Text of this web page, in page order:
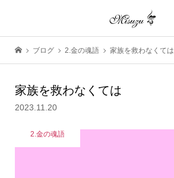
ブログ 2.金の魂語 家族を救わなくては
家族を救わなくては
2023.11.20
2.金の魂語